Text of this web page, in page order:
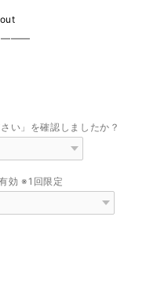
い」を確認しましたか？
効 ※1回限定